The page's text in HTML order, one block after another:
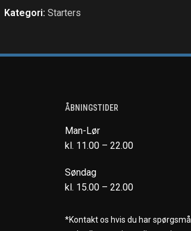
Kategori: Starters
ÅBNINGSTIDER
Man-Lør
kl. 11.00 – 22.00
Søndag
kl. 15.00 – 22.00
*Kontakt os hvis du har spørgsmål